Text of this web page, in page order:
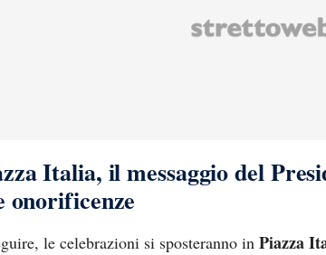
Italia, il messaggio del
onorificenze
le celebrazioni si sposteranno in Piazza